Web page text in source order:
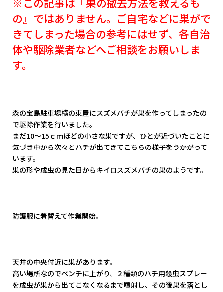
※この記事は『巣の撤去方法を教えるも
の』ではありません。ご自宅などに巣がで
きてしまった場合の参考にはせず、各自治
体や駆除業者などへご相談をお願いしま
す。
森の宝島駐車場横の東屋にスズメバチが巣を作ってしまったの
で駆除作業を行いました。
まだ10～15ｃｍほどの小さな巣ですが、ひとが近づいたことに
気づき中から次々とハチが出てきてこちらの様子をうかがって
います。
巣の形や成虫の見た目からキイロスズメバチの巣のようです。
防護服に着替えて作業開始。
天井の中央付近に巣があります。
高い場所なのでベンチに上がり、２種類のハチ用殺虫スプレー
を成虫が巣から出てこなくなるまで噴射し、その後巣を落とし